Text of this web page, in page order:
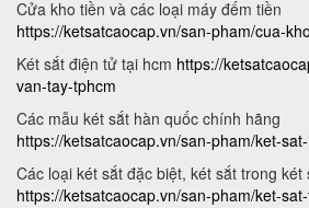
Cửa kho tiền và các loại máy đếm tiền
https://ketsatcaocap.vn/san-pham/cua-
Két sắt điện tử tại hcm https://
van-tay-tphcm
Các mẫu két sắt hàn quốc chính hãng
https://ketsatcaocap.vn/san-pham/ket-
Các loại két sắt đặc biệt, két sắt trong két
https://ketsatcaocap.vn/san-pham/ket-